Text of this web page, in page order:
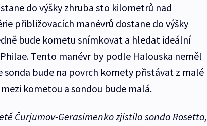
do výšky zhruba sto kilometrů nad
přibližovacích manévrů dostane do výšky
bude kometu snímkovat a hledat ideální
Tento manévr by podle Halouska neměl
bude na povrch komety přistávat z malé
kometou a sondou bude malá.
Čurjumov-Gerasimenko zjistila sonda Rosetta,